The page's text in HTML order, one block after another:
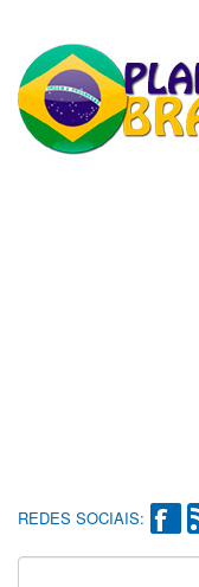
REDES SOCIAIS: